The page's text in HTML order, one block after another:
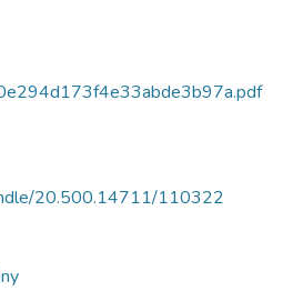
20.500.14711/110322